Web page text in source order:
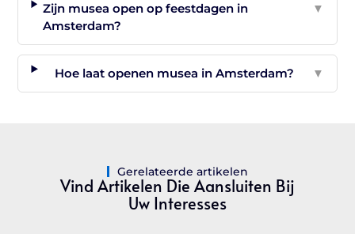
Zijn musea open op feestdagen in
Amsterdam?
▼
Hoe laat openen musea in Amsterdam? ▼
Gerelateerde artikelen
Vind Artikelen Die Aansluiten Bij
Uw Interesses